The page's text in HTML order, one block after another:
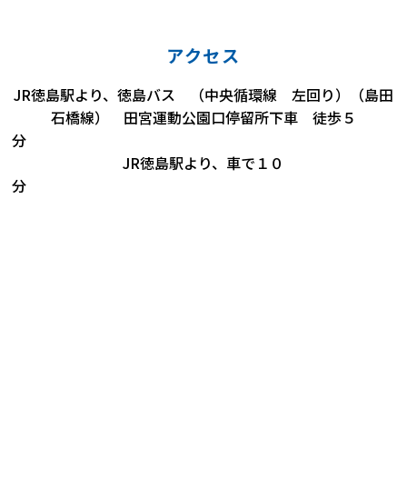
アクセス
JR徳島駅より、徳島バス （中央循環線 左回り）（島田
石橋線） 田宮運動公園口停留所下車 徒歩５
JR徳島駅より、車で１０